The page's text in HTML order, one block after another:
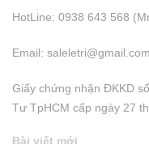
HotLine: 0938 643 568
Email: saleletri@gmail.com
Giấy chứng nhận ĐKKD
Tư TpHCM cấp ngày 27
Bài viết mới